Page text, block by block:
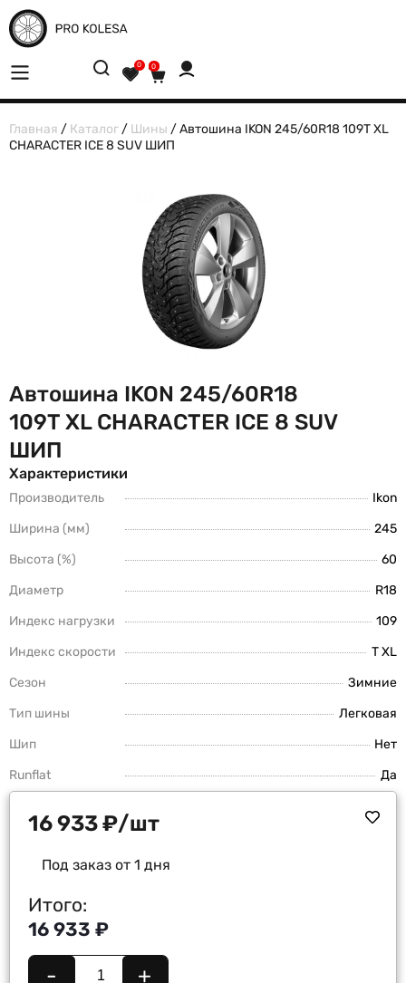
0 0
Главная / Каталог / Шины / Автошина IKON 245/60R18 109T XL
CHARACTER ICE 8 SUV ШИП
Автошина IKON 245/60R18
109T XL CHARACTER ICE 8 SUV
ШИП
Характеристики
Производитель
Ikon
Ширина (мм)
245
Высота (%)
60
Диаметр
R18
Индекс нагрузки
109
Индекс скорости
T XL
Сезон
Зимние
Тип шины
Легковая
Шип
Нет
Runflat
Да
16 933₽/шт
Под заказ от 1 дня
Итого:
16 933 ₽
- +